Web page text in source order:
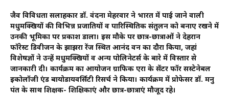
जैव विविधता सलाहकार डॉ. वंदना मेहरवार ने भारत में पाई जाने वाली
मधुमक्खियों की विभिन्न प्रजातियों व पारिस्थितिक संतुलन को बनाए रखने में
उनकी भूमिका पर प्रकाश डाला। इस मौके पर छात्र-छात्राओं ने देहरादून
फॉरेस्ट डिवीजन के झाझरा रेंज स्थित आनंद वन का दौरा किया, जहां
विशेषज्ञों ने उन्हें मधुमक्खियों व अन्य पोलिनेटर्स के बारे में विस्तार से
जानकारी दी। कार्यक्रम का आयोजन ग्राफिक एरा के सेंटर फॉर सस्टेनेबल
इकोलॉजी एंड बायोडायवर्सिटी रिसर्च ने किया। कार्यक्रम में प्रोफेसर डॉ. मनु
पंत के साथ शिक्षक- शिक्षिकाएं और छात्र-छात्राएं मौजूद रहे।